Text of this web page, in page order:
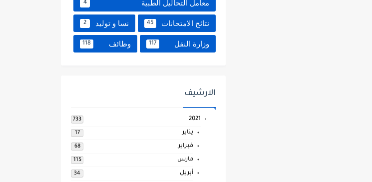
معامل التحاليل الطبية 4
نتائج الامتحانات 45 نسا و توليد 2
وزارة النقل 117 وظائف 118
الارشيف
2021
733
يناير 17
فبراير 68
مارس 115
أبريل 34